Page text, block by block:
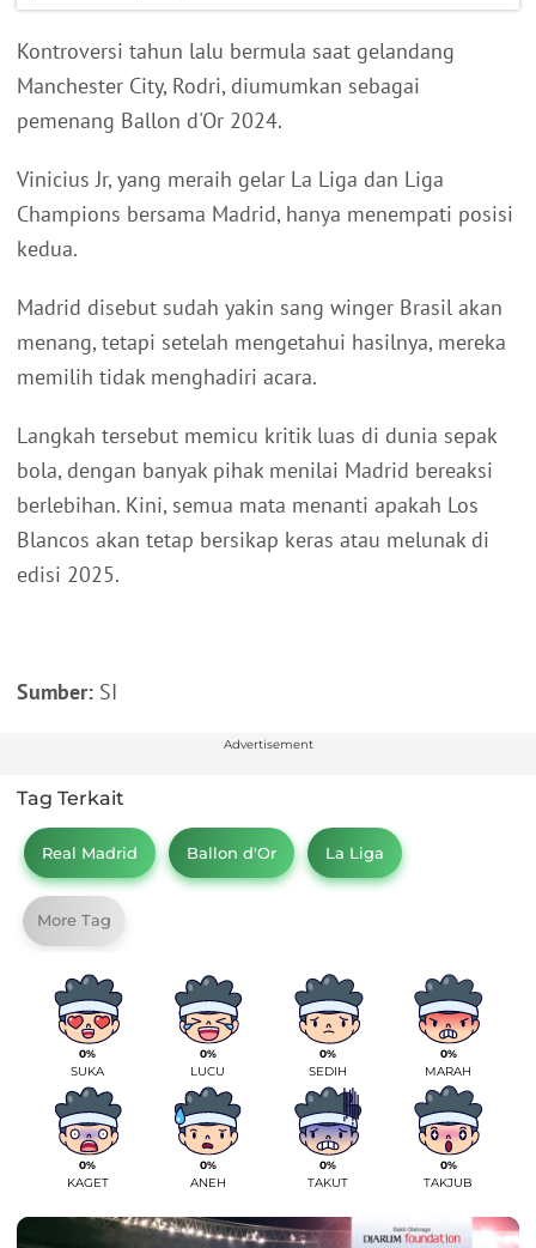
Kontroversi tahun lalu bermula saat gelandang
Manchester City, Rodri, diumumkan sebagai
pemenang Ballon d'Or 2024.
Vinicius Jr, yang meraih gelar La Liga dan Liga
Champions bersama Madrid, hanya menempati posisi
kedua.
Madrid disebut sudah yakin sang winger Brasil akan
menang, tetapi setelah mengetahui hasilnya, mereka
memilih tidak menghadiri acara.
Langkah tersebut memicu kritik luas di dunia sepak
bola, dengan banyak pihak menilai Madrid bereaksi
berlebihan. Kini, semua mata menanti apakah Los
Blancos akan tetap bersikap keras atau melunak di
edisi 2025.
Sumber: SI
Advertisement
Tag Terkait
Real Madrid Ballon d'Or La Liga
More Tag
0%
SUKA
0%
LUCU
0%
SEDIH
0%
MARAH
0%
KAGET
0%
ANEH
0%
TAKUT
0%
TAKJUB